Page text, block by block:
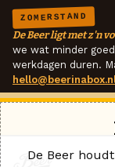
ZOMERSTAND
De Beer ligt met z'n
we wat minder
werkdagen duren.
De Beer